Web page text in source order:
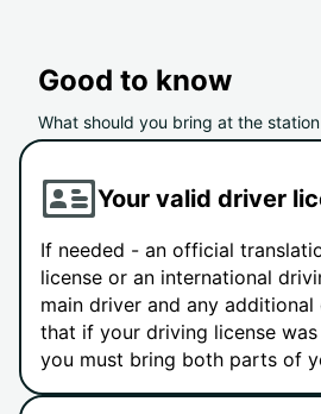
Good to know
What should you bring at the
Your valid driver
If needed - an official
license or an international
main driver and any additional
that if your driving license was
you must bring both parts of